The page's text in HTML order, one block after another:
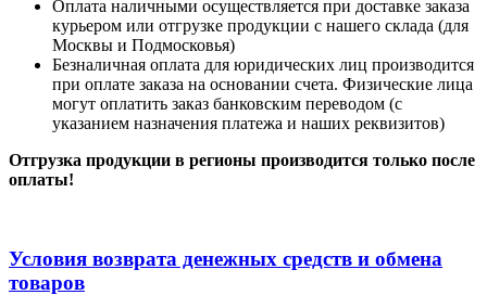
Оплата наличными осуществляется при доставке заказа
курьером или отгрузке продукции с нашего склада (для
Москвы и Подмосковья)
Безналичная оплата для юридических лиц производится
при оплате заказа на основании счета. Физические лица
могут оплатить заказ банковским переводом (с
указанием назначения платежа и наших реквизитов)
Отгрузка продукции в регионы производится только после
оплаты!
Условия возврата денежных средств и обмена
товаров